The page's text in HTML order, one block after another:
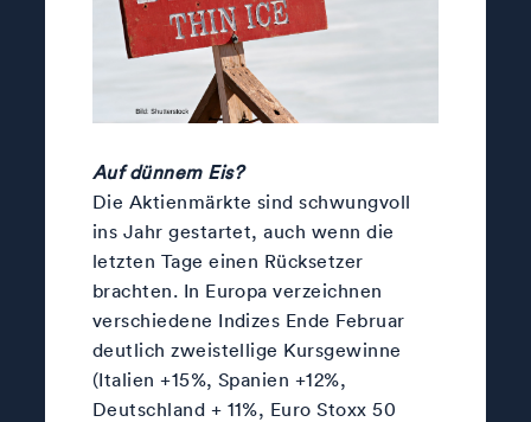
Auf dünnem Eis?
Die Aktienmärkte sind schwungvoll
ins Jahr gestartet, auch wenn die
letzten Tage einen Rücksetzer
brachten. In Europa verzeichnen
verschiedene Indizes Ende Februar
deutlich zweistellige Kursgewinne
(Italien +15%, Spanien +12%,
Deutschland + 11%, Euro Stoxx 50